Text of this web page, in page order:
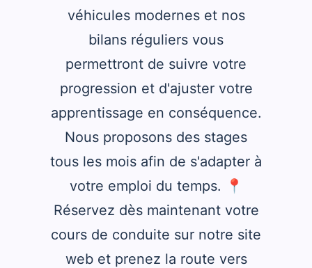
véhicules modernes et nos
bilans réguliers vous
permettront de suivre votre
progression et d'ajuster votre
apprentissage en conséquence.
Nous proposons des stages
tous les mois afin de s'adapter à
votre emploi du temps. 📍
Réservez dès maintenant votre
cours de conduite sur notre site
web et prenez la route vers